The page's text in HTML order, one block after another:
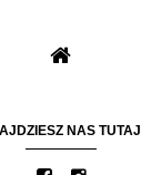
NAS TUTAJ